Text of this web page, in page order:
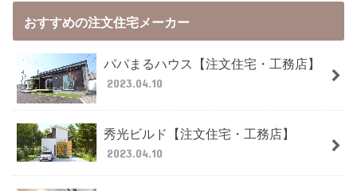
おすすめの注文住宅メーカー
パパまるハウス【注文住宅・工務店】
2023.04.10
秀光ビルド【注文住宅・工務店】
2023.04.10